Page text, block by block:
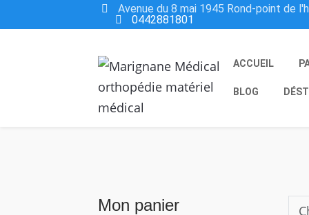
Avenue du 8 mai 1945 Rond-point de
0442881801
ACCUEIL
BLOG
Mon panier